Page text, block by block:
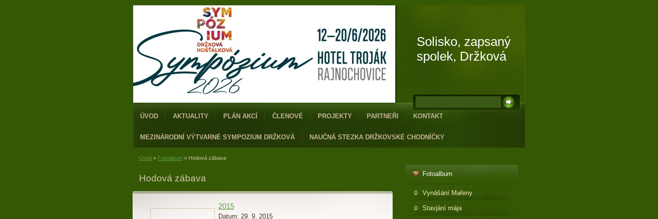
Solisko, zapsaný
spolek, Držková
ÚVOD AKTUALITY PLÁN AKCÍ ČLENOVÉ PROJEKTY PARTNEŘI KONTAKT
MEZINÁRODNÍ VÝTVARNÉ SYMPOZIUM DRŽKOVÁ NAUČNÁ STEZKA DRŽKOVSKÉ CHODNÍČKY
Úvod » Fotoalbum » Hodová zábava
Hodová zábava
2015
Datum: 29. 9. 2015
Fotoalbum
Vynášání Mařeny
Stavjání mája